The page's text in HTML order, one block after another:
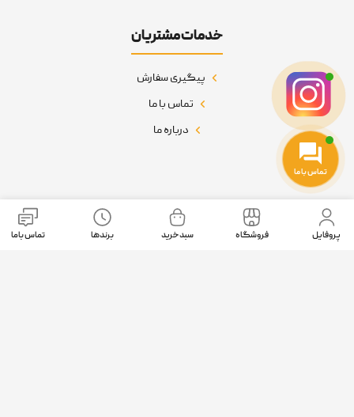
خدمات مشتریان
پیگیری سفارش
تماس با ما
درباره ما
نمادهای اعتماد
پروفایل فروشگاه سبد خرید برندها تماس باما
تماس با ما